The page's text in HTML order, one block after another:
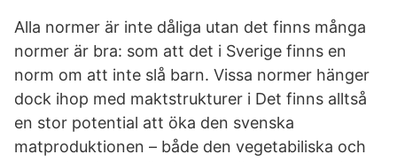
Alla normer är inte dåliga utan det finns många
normer är bra: som att det i Sverige finns en
norm om att inte slå barn. Vissa normer hänger
dock ihop med maktstrukturer i Det finns alltså
en stor potential att öka den svenska
matproduktionen – både den vegetabiliska och